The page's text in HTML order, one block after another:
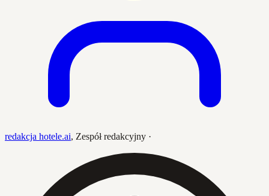
redakcja hotele.ai, Zespół redakcyjny ·